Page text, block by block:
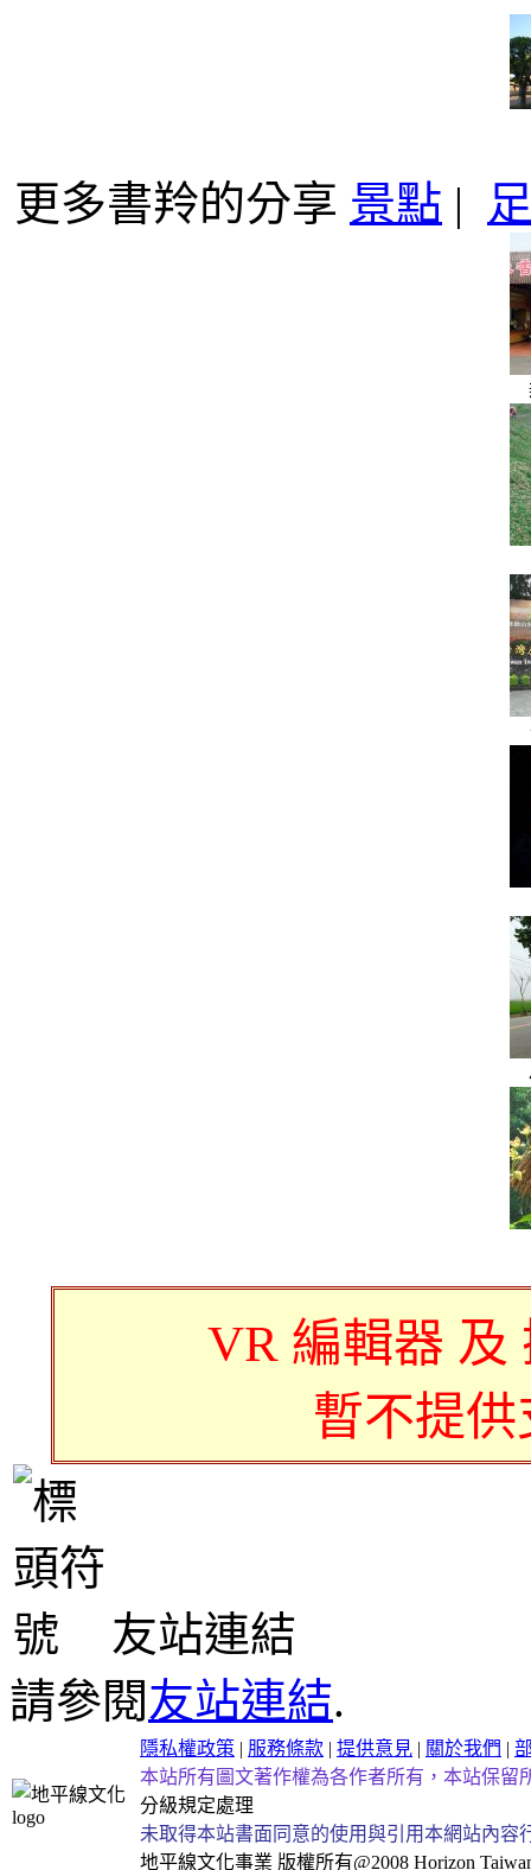
更多書羚的分享 景點 |
VR 編輯器 及
暫不提
友站連結
請參閱友站連結.
隱私權政策 | 服務條款 | 提供意見 | 關於我們 |
本站所有圖文著作權為各作者所有，本站保留
分級規定處理
未取得本站書面同意的使用與引用本網站內
地平線文化事業 版權所有@2008 Horizon